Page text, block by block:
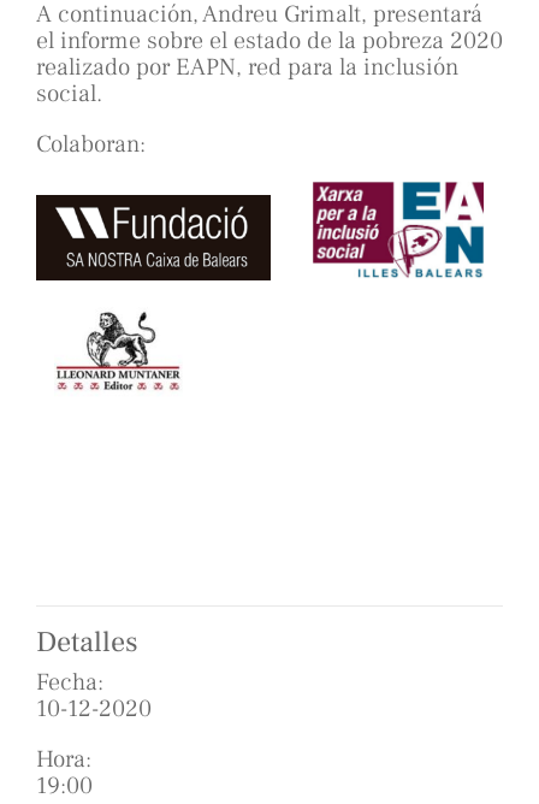
A continuación, Andreu Grimalt, presentará
el informe sobre el estado de la pobreza 2020
realizado por EAPN, red para la inclusión
social.
Colaboran:
Detalles
Fecha:
10-12-2020
Hora:
19:00